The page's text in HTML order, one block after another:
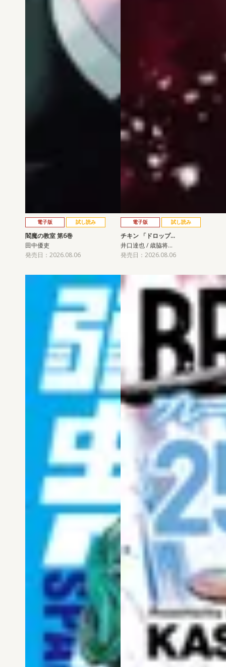
電子版 試し読み
閻魔の教室 第6巻
田中優吏
発売日：2026.08.06
電子版 試し読み
チキン 「ドロップ…
井口達也 / 歳脇将…
発売日：2026.08.06